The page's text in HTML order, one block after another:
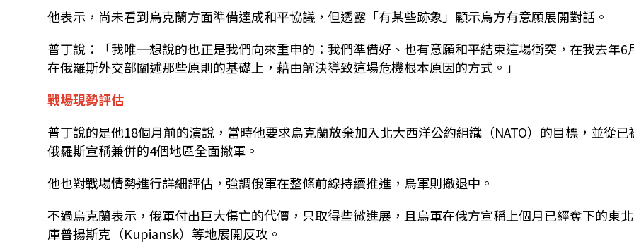
他表示，尚未看到烏克蘭方面準備達成和平協議，但透露「有某些跡象」顯示烏方有意願展開對話。
普丁說：「我唯一想說的也正是我們向來重申的：我們準備好、也有意願和平結束這場衝突，在我去年6
在俄羅斯外交部闡述那些原則的基礎上，藉由解決導致這場危機根本原因的方式。」
戰場現勢評估
普丁說的是他18個月前的演說，當時他要求烏克蘭放棄加入北大西洋公約組織（NATO）的目標，並從已
俄羅斯宣稱兼併的4個地區全面撤軍。
他也對戰場情勢進行詳細評估，強調俄軍在整條前線持續推進，烏軍則撤退中。
不過烏克蘭表示，俄軍付出巨大傷亡的代價，只取得些微進展，且烏軍在俄方宣稱上個月已經奪下的東
庫普揚斯克（Kupiansk）等地展開反攻。